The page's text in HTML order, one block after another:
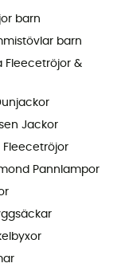
barn
barn
Fleecetröjor &
Jackor
Pannlampor